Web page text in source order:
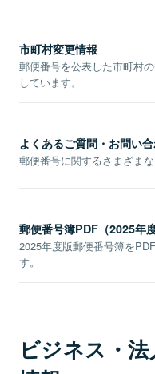
市町村変更情報
郵便番号を公表した市町村
しています。
よくあるご質問・お問い
郵便番号に関するさまざまな
郵便番号簿PDF（2025年度
2025年度版郵便番号簿を
す。
ビジネス・